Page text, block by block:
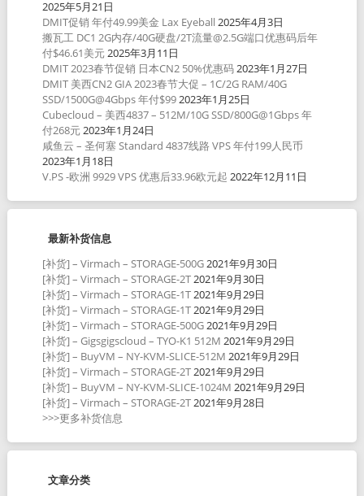
2025年5月21日
DMIT促销 年付49.99美金 Lax Eyeball 2025年4月3日
搬瓦工 DC1 2G内存/40G硬盘/2T流量@2.5G端口优惠码后年
付$46.61美元2025年3月11日
DMIT 2023春节促销 日本CN2 50%优惠码2023年1月27日
DMIT 美西CN2 GIA 2023春节大促 – 1C/2G RAM/40G
SSD/1500G@4Gbps 年付$992023年1月25日
Cubecloud – 美西4837 – 512M/10G SSD/800G@1Gbps 年
付268元2023年1月24日
咸鱼云 – 圣何塞 Standard 4837线路 VPS 年付199人民币
2023年1月18日
V.PS -欧洲 9929 VPS 优惠后33.96欧元起 2022年12月11日
最新补货信息
[补货] – Virmach – STORAGE-500G2021年9月30日
[补货] – Virmach – STORAGE-2T2021年9月30日
[补货] – Virmach – STORAGE-1T2021年9月29日
[补货] – Virmach – STORAGE-1T2021年9月29日
[补货] – Virmach – STORAGE-500G2021年9月29日
[补货] – Gigsgigscloud – TYO-K1 512M 2021年9月29日
[补货] – BuyVM – NY-KVM-SLICE-512M 2021年9月29日
[补货] – Virmach – STORAGE-2T2021年9月29日
[补货] – BuyVM – NY-KVM-SLICE-1024M 2021年9月29日
[补货] – Virmach – STORAGE-2T2021年9月28日
>>>更多补货信息
文章分类